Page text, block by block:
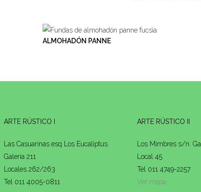
ALMOHADÓN PANNE
ARTE RÚSTICO I
Las Casuarinas esq Los Eucaliptus.
Galería 211
Locales 262/263
Tel 011 4005-0811
ARTE RÚSTICO II
Los Mimbres s/n.
Local 45
Tel 011 4749-2257
Ver mapa